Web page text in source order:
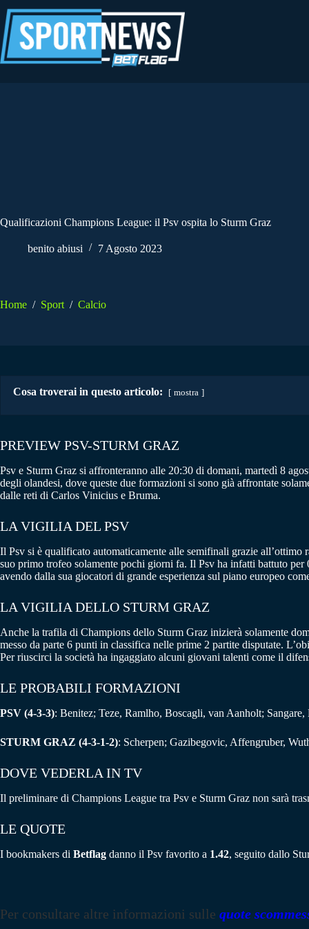
al
contenuto
Qualificazioni Champions League: il Psv ospita lo Sturm Graz
benito abiusi 7 Agosto 2023
Home / Sport / Calcio
Cosa troverai in questo articolo: mostra
PREVIEW PSV-STURM GRAZ
Psv e Sturm Graz si affronteranno alle 20:30 di domani, martedì 8
degli olandesi, dove queste due formazioni si sono già affrontate
dalle reti di Carlos Vinicius e Bruma.
LA VIGILIA DEL PSV
Il Psv si è qualificato automaticamente alle semifinali grazie
suo primo trofeo solamente pochi giorni fa. Il Psv ha infatti battuto
avendo dalla sua giocatori di grande esperienza sul piano europeo
LA VIGILIA DELLO STURM GRAZ
Anche la trafila di Champions dello Sturm Graz inizierà solamente
messo da parte 6 punti in classifica nelle prime 2 partite disputate.
Per riuscirci la società ha ingaggiato alcuni giovani talenti come il
LE PROBABILI FORMAZIONI
PSV (4-3-3): Benitez; Teze, Ramlho, Boscagli, van Aanholt;
STURM GRAZ (4-3-1-2): Scherpen; Gazibegovic, Affengruber,
DOVE VEDERLA IN TV
Il preliminare di Champions League tra Psv e Sturm Graz non sarà
LE QUOTE
I bookmakers di Betflag danno il Psv favorito a 1.42, seguito dallo
Per consultare altre informazioni sulle quote